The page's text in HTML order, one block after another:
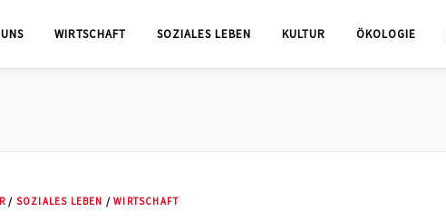
WIRTSCHAFT SOZIALES LEBEN KULTUR ÖKOLOGIE
/ SOZIALES LEBEN /WIRTSCHAFT